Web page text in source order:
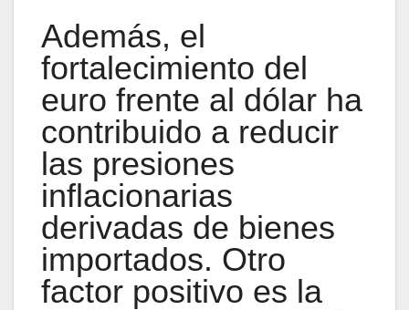
Además, el
fortalecimiento del
euro frente al dólar ha
contribuido a reducir
las presiones
inflacionarias
derivadas de bienes
importados. Otro
factor positivo es la